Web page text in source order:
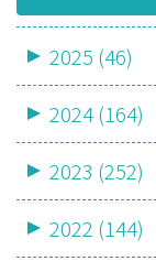
2025 (46)
2024 (164)
2023 (252)
2022 (144)